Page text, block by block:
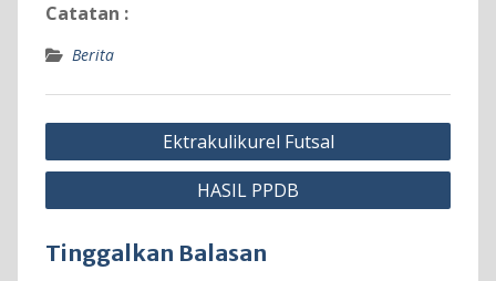
Catatan :
Berita
Navigasi
pos
Ektrakulikurel Futsal
HASIL PPDB
Tinggalkan Balasan